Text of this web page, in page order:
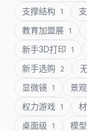
支撑结构 1
教育加盟展 1
新手3D打印 1
新手选购 2
显微镜 1 景
权力游戏 1
桌面级 1 模